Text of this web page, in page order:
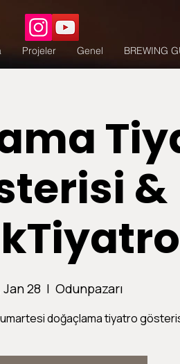
Projeler Genel BREWING
&
28
  |
Odunpazarı
doğaçlama tiyatro